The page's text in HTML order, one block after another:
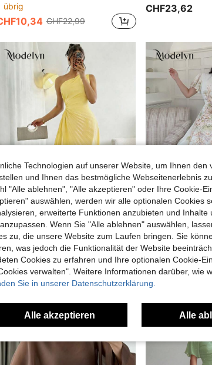
übrig
CHF22,99
CHF23,62
8
#Elegante Soirée
24% Modelyn Damen einfarbiges plissiertes elegantes Taillenmidi-Kleid, geeignet für Partys und Zusammenkünfte
CHF16,49
15
-40% Modelyn Kleid mit Raffung
CHF12,72
Technologien auf unserer Website, um Ihnen den
und Ihnen das bestmögliche Webseitenerlebnis
"Alle ablehnen", "Alle akzeptieren" oder Ihre Cookie-
auswählen, werden wir alle optionalen Cookies
erweiterte Funktionen anzubieten und Inhalte
Wenn Sie "Alle ablehnen" auswählen,
zu, die unsere Website zum Laufen bringen. Sie
was jedoch die Funktionalität der Website
Cookies zu erfahren und Ihre optionalen Cookie-
verwalten". Weitere Informationen darüber, wie
Sie in unserer Datenschutzerklärung.
Alle akzeptieren Alle